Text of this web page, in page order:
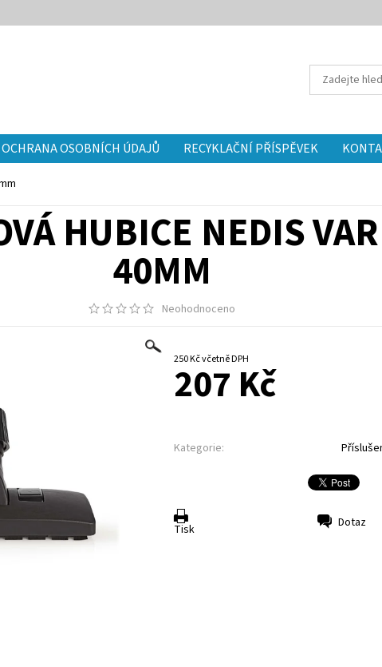
OCHRANA OSOBNÍCH ÚDAJŮ RECYKLAČNÍ PŘÍSPĚVEK
HUBICE NEDIS
40MM
Neohodnoceno
250 Kč včetně DPH
207 Kč
Kategorie:
Tisk Dotaz